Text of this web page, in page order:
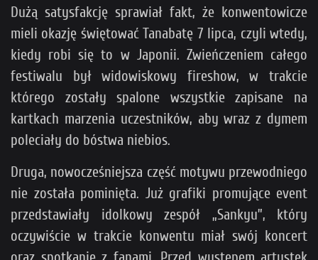
Dużą satysfakcję sprawiał fakt, że konwentowicze
mieli okazję świętować Tanabatę 7 lipca, czyli wtedy,
kiedy robi się to w Japonii. Zwieńczeniem całego
festiwalu był widowiskowy fireshow, w trakcie
którego zostały spalone wszystkie zapisane na
kartkach marzenia uczestników, aby wraz z dymem
poleciały do bóstwa niebios.
Druga, nowocześniejsza część motywu przewodniego
nie została pominięta. Już grafiki promujące event
przedstawiały idolkowy zespół „Sankyu”, który
oczywiście w trakcie konwentu miał swój koncert